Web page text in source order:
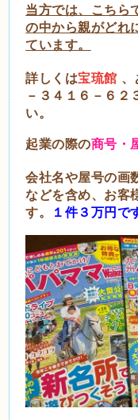
当方では、こちら
の中から親がどれ
ています。
詳しくは宝琉館 、
－３４１６－６２
い。
起業の際の商号・
会社名や屋号の画
などを含め、お客
す。
１件３万円で